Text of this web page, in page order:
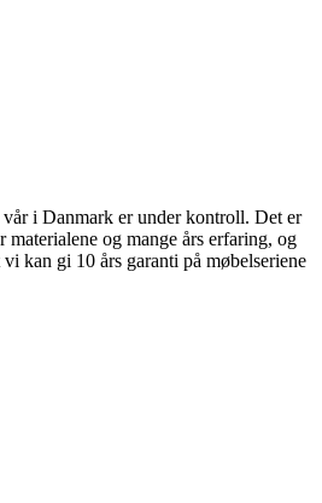
i Danmark er under kontroll. Det er
og mange års erfaring, og
kan gi 10 års garanti på møbelseriene